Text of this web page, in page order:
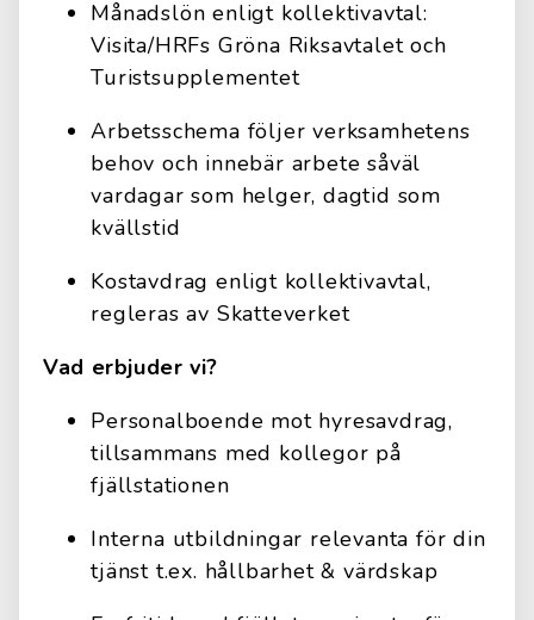
Månadslön enligt kollektivavtal:
Visita/HRFs Gröna Riksavtalet och
Turistsupplementet
Arbetsschema följer verksamhetens
behov och innebär arbete såväl
vardagar som helger, dagtid som
kvällstid
Kostavdrag enligt kollektivavtal,
regleras av Skatteverket
Vad erbjuder vi?
Personalboende mot hyresavdrag,
tillsammans med kollegor på
fjällstationen
Interna utbildningar relevanta för din
tjänst t.ex. hållbarhet & värdskap